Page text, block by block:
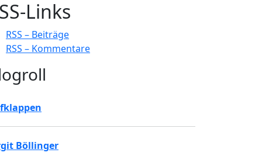
Links
RSS – Beiträge
RSS – Kommentare
Böllinger